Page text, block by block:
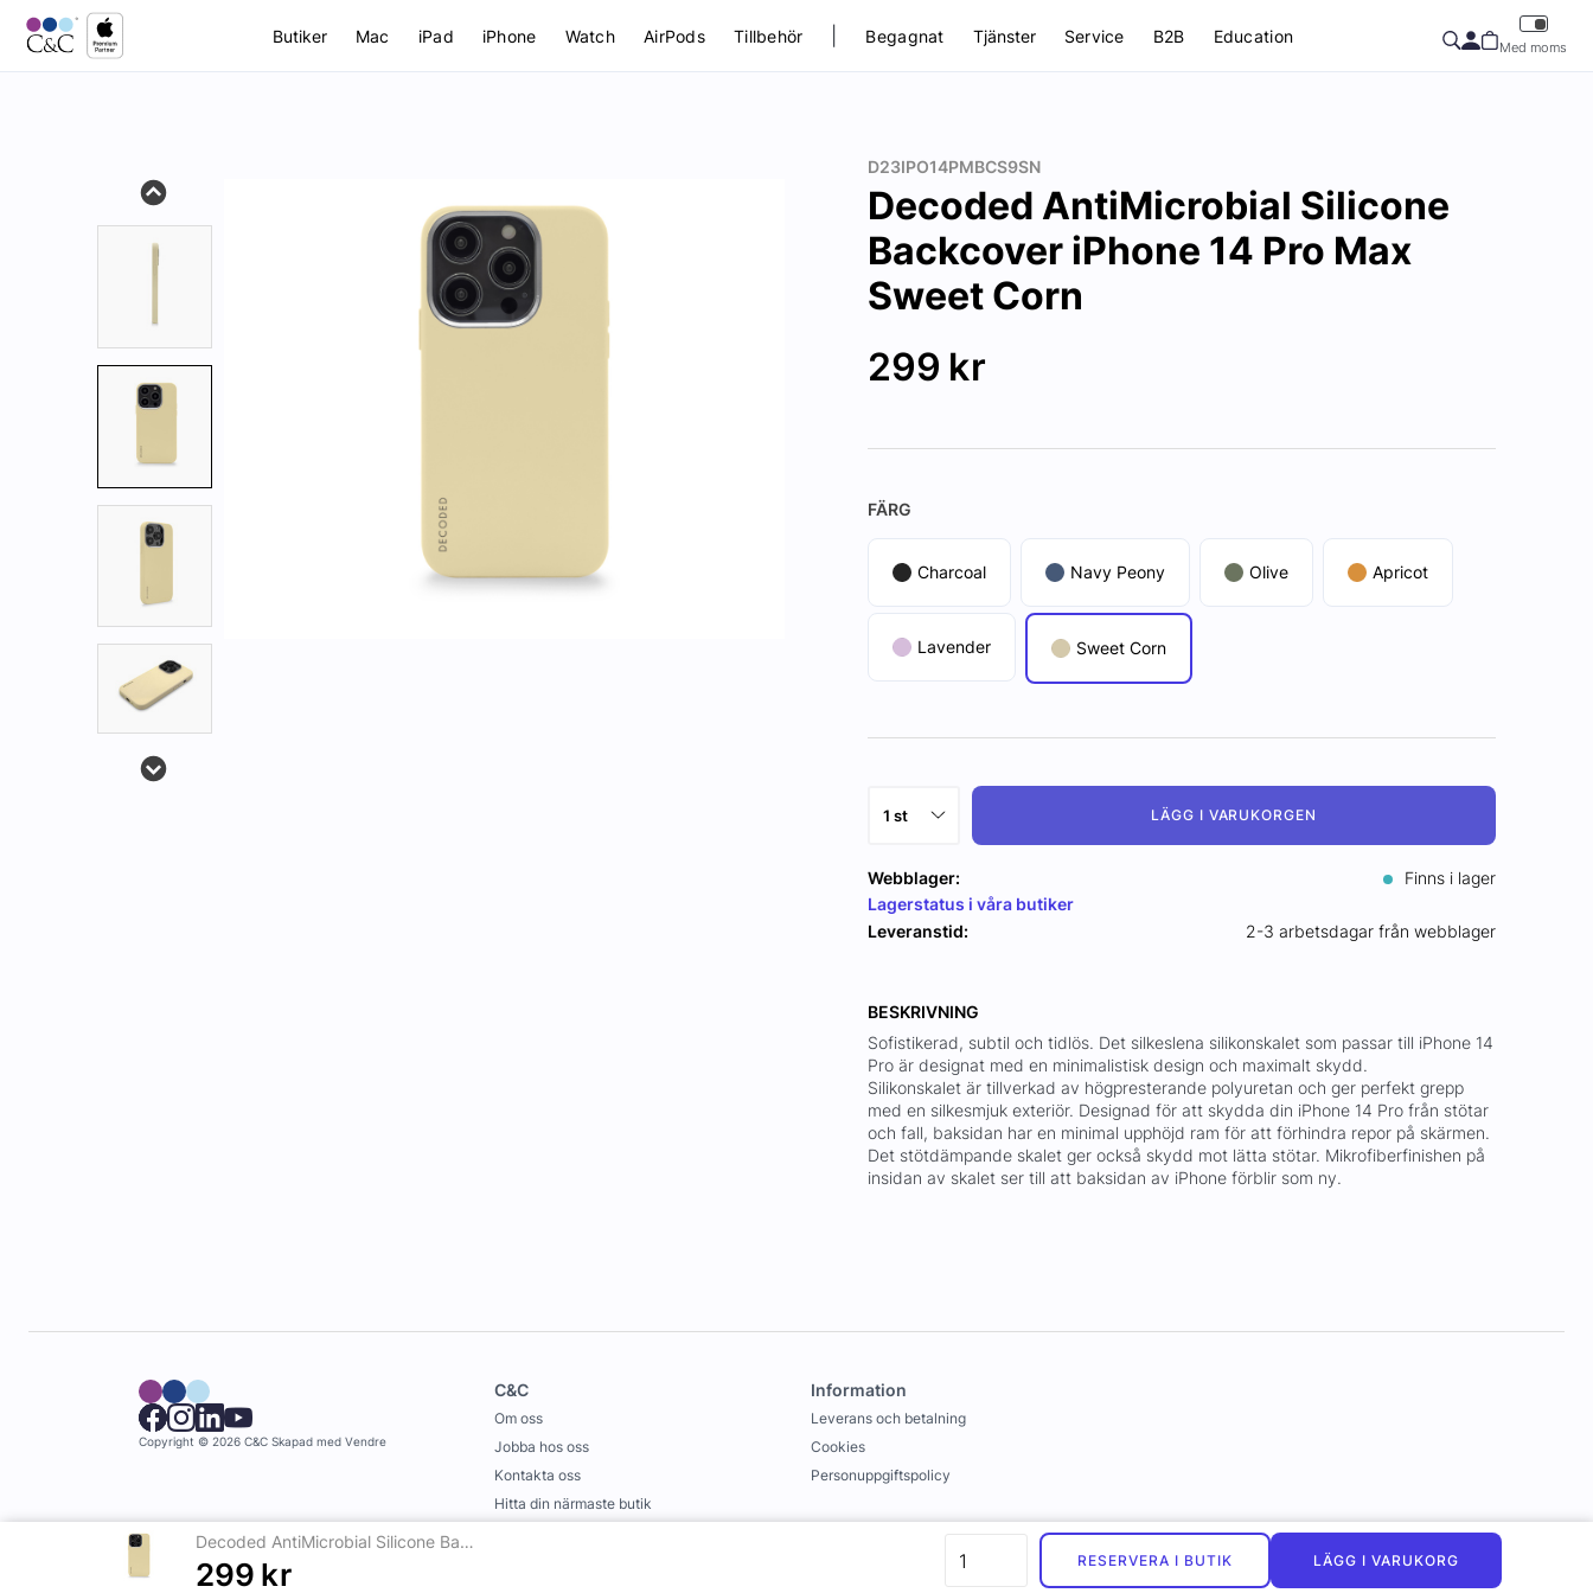
Butiker Mac iPad iPhone Watch AirPods Tillbehör Begagnat Tjänster Service B2B Education
Med moms
D23IPO14PMBCS9SN
Decoded AntiMicrobial Silicone
Backcover iPhone 14 Pro Max
Sweet Corn
299 kr
FÄRG
Charcoal Navy Peony Olive Apricot
Lavender Sweet Corn
LÄGG I VARUKORGEN
Decoded AntiMicrobial Silicone Backcover iPhone 14 Pro Max Sweet Corn
299 kr RESERVERA I BUTIK LÄGG I VARUKORG
Webblager:
Finns i lager
Lagerstatus i våra butiker
Leveranstid:
2-3 arbetsdagar från webblager
BESKRIVNING
Sofistikerad, subtil och tidlös. Det silkeslena silikonskalet som passar till iPhone 14
Pro är designat med en minimalistisk design och maximalt skydd.
Silikonskalet är tillverkad av högpresterande polyuretan och ger perfekt grepp
med en silkesmjuk exteriör. Designad för att skydda din iPhone 14 Pro från stötar
och fall, baksidan har en minimal upphöjd ram för att förhindra repor på skärmen.
Det stötdämpande skalet ger också skydd mot lätta stötar. Mikrofiberfinishen på
insidan av skalet ser till att baksidan av iPhone förblir som ny.
Copyright © 2026 C&C Skapad med Vendre
C&C
Om oss
Jobba hos oss
Kontakta oss
Hitta din närmaste butik
Information
Leverans och betalning
Cookies
Personuppgiftspolicy